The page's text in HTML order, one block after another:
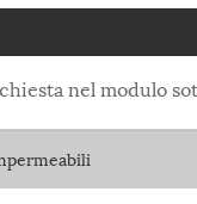
nel modulo